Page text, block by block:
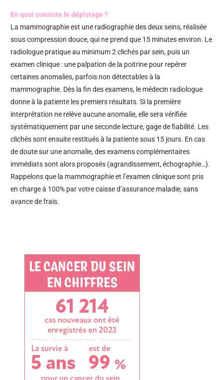
En quoi consiste le dépistage ?
La mammographie est une radiographie des deux seins, réalisée
sous compression douce, qui ne prend que 15 minutes environ. Le
radiologue pratique au minimum 2 clichés par sein, puis un
examen clinique : une palpation de la poitrine pour repérer
certaines anomalies, parfois non détectables à la
mammographie. Dès la fin des examens, le médecin radiologue
donne à la patiente les premiers résultats. Si la première
interprétation ne relève aucune anomalie, elle sera vérifiée
systématiquement par une seconde lecture, gage de fiabilité. Les
clichés sont ensuite restitués à la patiente sous 15 jours. En cas
de doute sur une anomalie, des examens complémentaires
immédiats sont alors proposés (agrandissement, échographie…).
Rappelons que la mammographie et l’examen clinique sont pris
en charge à 100% par votre caisse d’assurance maladie, sans
avance de frais.